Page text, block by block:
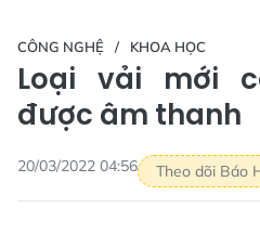
CÔNG NGHỆ KHOA HỌC
Loại vải mới
được âm thanh
20/03/2022 04:56 Theo dõi Báo